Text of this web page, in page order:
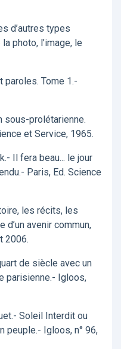
d’autres types
photo, l’image, le
Tome 1.-
sous-prolétarienne.
et Service, 1965.
Il fera beau... le jour
Paris, Ed. Science
les récits, les
d’un avenir commun,
2006.
de siècle avec un
parisienne.- Igloos,
Soleil Interdit ou
peuple.- Igloos, n° 96,